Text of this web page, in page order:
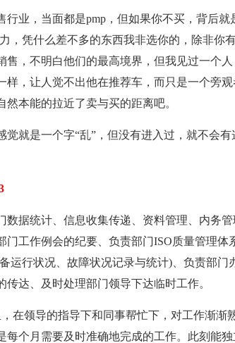
行业，当面都是pmp，但如果你不买，背后
，凭什么差不多的东西我非选你的，除非你
售，不明白他们的最高境界，但我见过一个
样，让人觉不出他在推荐车，而只是一个旁
然本能的拉近了卖与买的距离吧。
觉就是一个字“乱”，但没有进入过，就不会有
数据统计、信息收集传递、资料管理、内务
门工作例会的纪要、负责部门ISO质量管理体
运行状况、故障状况记录与统计)、负责部门
传达、及时处理部门领导下达临时工作。
在领导的指导下和同事帮忙下，对工作渐渐
每个月需要及时准确地完成的工作。此刻能